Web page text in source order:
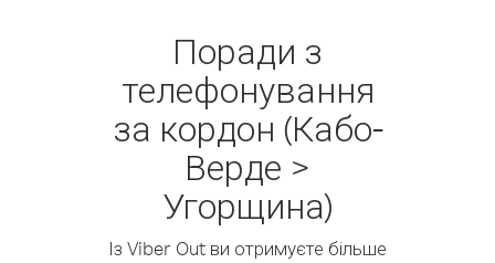
Поради з
телефонування
за кордон (Кабо-
Верде >
Угорщина)
Із Viber Out ви отримуєте більше